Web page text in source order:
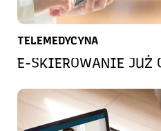
TELEMEDYCYNA
E-SKIEROWANIE JUŻ